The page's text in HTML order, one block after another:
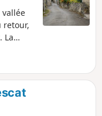
retour,
La